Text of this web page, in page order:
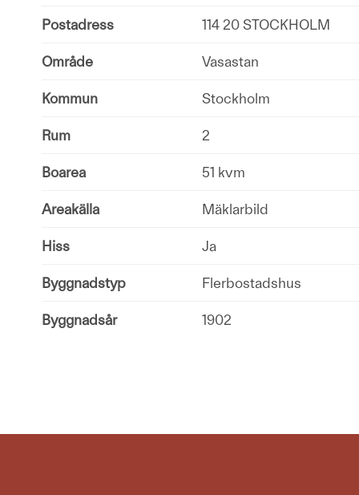
Postadress 114 20 STOCKHOLM
Område Vasastan
Kommun Stockholm
Rum 2
Boarea 51 kvm
Areakälla Mäklarbild
Hiss Ja
Byggnadstyp Flerbostadshus
Byggnadsår 1902